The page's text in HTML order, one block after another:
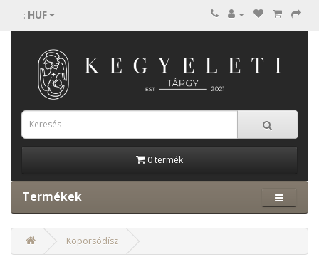
: HUF
0 termék
Termékek
Koporsódísz